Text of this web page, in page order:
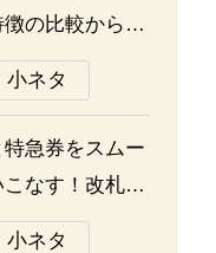
の比較から探
ポイント
小ネタ
急券をスムー
こなす！改札の
イド
小ネタ